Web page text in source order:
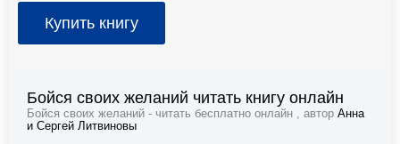
Купить книгу
Бойся своих желаний читать книгу онлайн
Бойся своих желаний - читать бесплатно онлайн , автор Анна
и Сергей Литвиновы